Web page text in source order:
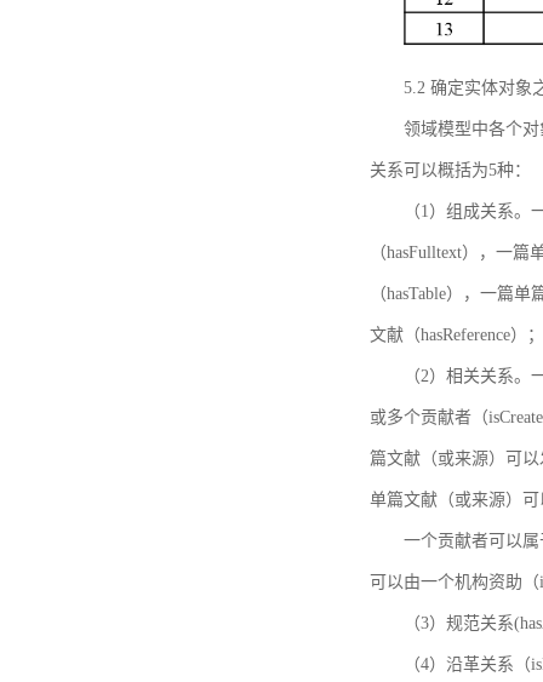
5.2 确定实体对象
领域模型中各个
关系可以概括为5种：
（1）组成关系
（hasFulltext），一
（hasTable），一篇
文献（hasReference）；
（2）相关关系
或多个贡献者（
篇文献（或来源）可
单篇文献（或来源）可
一个贡献者可以
可以由一个机构资助（
（3）规范关系
（4）沿革关系